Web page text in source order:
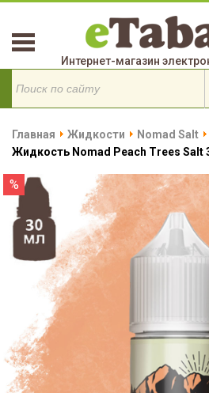
Интернет-магазин
Главная Жидкости
Nomad Salt
Жидкость Nomad Peach Trees Salt
%